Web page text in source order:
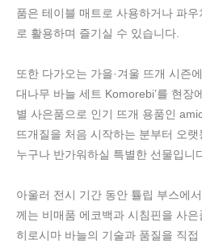
품은 테이블 매트로 사용하거나 파
로 활용하며 즐기실 수 있습니다.
또한 다가오는 가을·겨울 뜨개 시즌
대나무 바늘 세트 Komorebi’​를 현장
별 사은품으로 인기 뜨개 용품인
뜨개질을 처음 시작하는 분부터 오
누구나 반가워하실 특별한 선물입니
아울러 전시 기간 동안 튤립 부스에
께는 비매품 에코백과 시침핀을 사은
히로시마 바늘의 기술과 품질을 직